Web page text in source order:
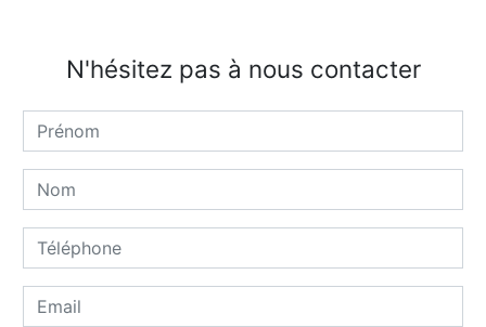
N'hésitez pas à nous contacter